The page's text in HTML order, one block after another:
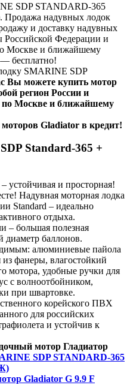
SDP STANDARD-365
надувных лодок
и доставку надувных
Российской Федерации и
Москве и ближайшему
бесплатно!
SMARINE SDP
Вы можете купить мотор
регион России и
по Москве и ближайшему
Gladiator в кредит!
Standard-365 +
и просторная!
Надувная моторная лодка
Standard – идеально
отдыха.
– большая полезная
диаметр баллонов.
алюминиевые пайола
фанеры, влагостойкий
мотора, удобные ручки для
с волноотбойником,
при швартовке.
корейского ПВХ
для российских
и устойчив к
мотор Гладиатор
SDP STANDARD-365
Gladiator G 9.9 F